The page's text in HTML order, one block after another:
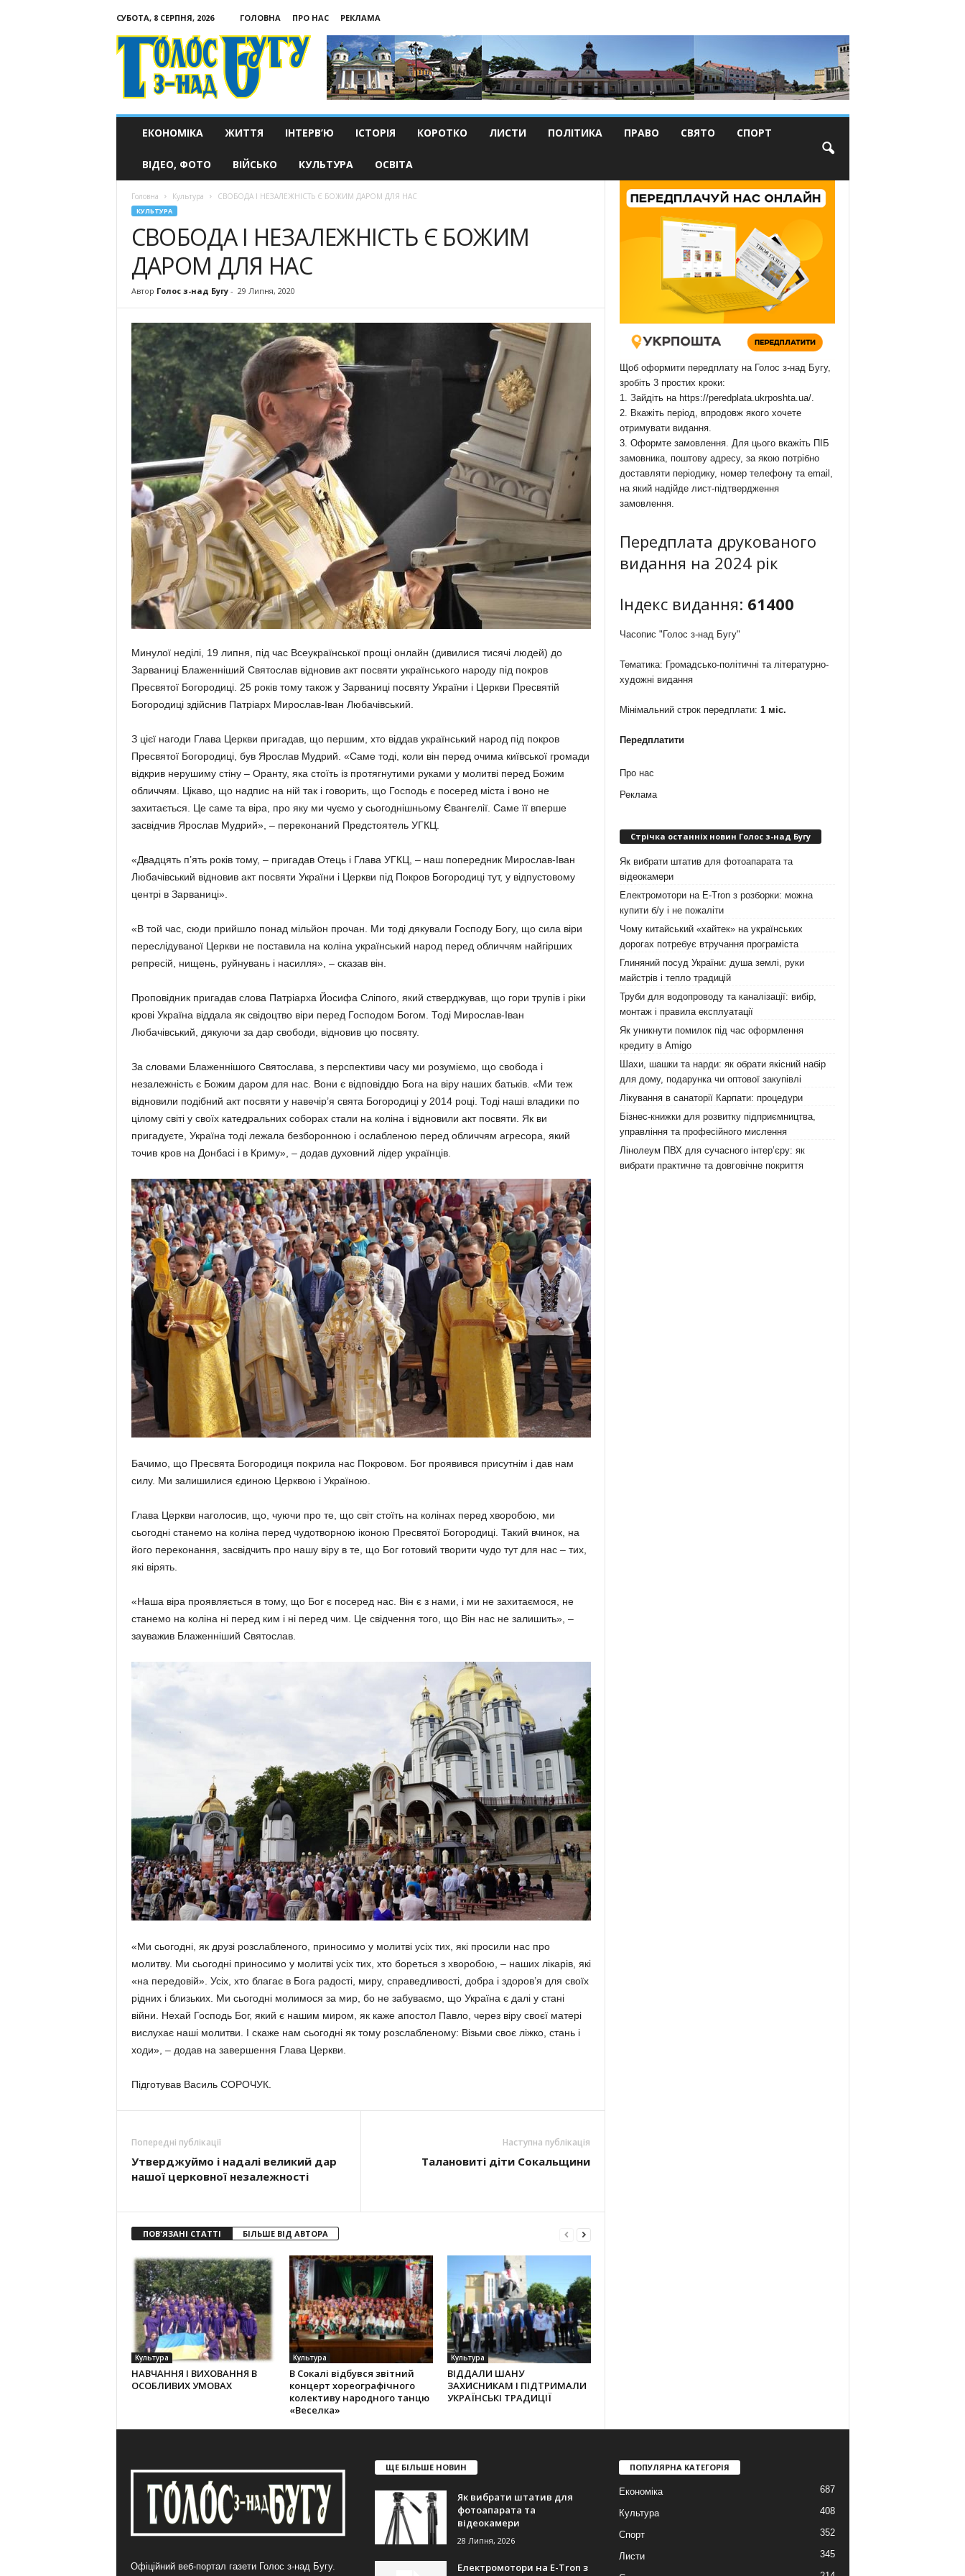
СУБОТА, 8 СЕРПНЯ, 2026 ГОЛОВНА ПРО НАС
РЕКЛАМА
Голос
з-
ЕКОНОМІКА ЖИТТЯ ІНТЕРВ’Ю ІСТОРІЯ КОРОТКО ЛИСТИ ПОЛІТИКА ПРАВО СВЯТО СПОРТ
ВІДЕО, ФОТО ВІЙСЬКО КУЛЬТУРА ОСВІТА
Головна Культура СВОБОДА І НЕЗАЛЕЖНІСТЬ Є БОЖИМ ДАРОМ ДЛЯ НАС
КУЛЬТУРА
СВОБОДА І НЕЗАЛЕЖНІСТЬ Є БОЖИМ
ДАРОМ ДЛЯ НАС
Автор Голос з-над Бугу- 29 Липня, 2020
Минулої неділі, 19 липня, під час Всеукраїнської прощі онлайн (дивилися тисячі людей) до
Зарваниці Блаженніший Святослав відновив акт посвяти українського народу під покров
Пресвятої Богородиці. 25 років тому також у Зарваниці посвяту України і Церкви Пресвятій
Богородиці здійснив Патріарх Мирослав-Іван Любачівський.
З цієї нагоди Глава Церкви пригадав, що першим, хто віддав український народ під покров
Пресвятої Богородиці, був Ярослав Мудрий. «Саме тоді, коли він перед очима київської громади
відкрив нерушиму стіну – Оранту, яка стоїть із протягнутими руками у молитві перед Божим
обличчям. Цікаво, що надпис на ній так і говорить, що Господь є посеред міста і воно не
захитається. Це саме та віра, про яку ми чуємо у сьогоднішньому Євангелії. Саме її вперше
засвідчив Ярослав Мудрий», – переконаний Предстоятель УГКЦ.
«Двадцять п’ять років тому, – пригадав Отець і Глава УГКЦ, – наш попередник Мирослав-Іван
Любачівський відновив акт посвяти України і Церкви під Покров Богородиці тут, у відпустовому
центрі в Зарваниці».
«В той час, сюди прийшло понад мільйон прочан. Ми тоді дякували Господу Богу, що сила віри
переслідуваної Церкви не поставила на коліна український народ перед обличчям найгірших
репресій, нищень, руйнувань і насилля», – сказав він.
Проповідник пригадав слова Патріарха Йосифа Сліпого, який стверджував, що гори трупів і ріки
крові Україна віддала як свідоцтво віри перед Господом Богом. Тоді Мирослав-Іван
Любачівський, дякуючи за дар свободи, відновив цю посвяту.
За словами Блаженнішого Святослава, з перспективи часу ми розуміємо, що свобода і
незалежність є Божим даром для нас. Вони є відповіддю Бога на віру наших батьків. «Ми теж
відновили подібний акт посвяти у навечір’я свята Богородиці у 2014 році. Тоді наші владики по
цілому світі у своїх катедральних соборах стали на коліна і відновили акт посвяти. Як ви
пригадуєте, Україна тоді лежала безборонною і ослабленою перед обличчям агресора, який
точив кров на Донбасі і в Криму», – додав духовний лідер українців.
Бачимо, що Пресвята Богородиця покрила нас Покровом. Бог проявився присутнім і дав нам
силу. Ми залишилися єдиною Церквою і Україною.
Глава Церкви наголосив, що, чуючи про те, що світ стоїть на колінах перед хворобою, ми
сьогодні станемо на коліна перед чудотворною іконою Пресвятої Богородиці. Такий вчинок, на
його переконання, засвідчить про нашу віру в те, що Бог готовий творити чудо тут для нас – тих,
які вірять.
«Наша віра проявляється в тому, що Бог є посеред нас. Він є з нами, і ми не захитаємося, не
станемо на коліна ні перед ким і ні перед чим. Це свідчення того, що Він нас не залишить», –
зауважив Блаженніший Святослав.
«Ми сьогодні, як друзі розслабленого, приносимо у молитві усіх тих, які просили нас про
молитву. Ми сьогодні приносимо у молитві усіх тих, хто бореться з хворобою, – наших лікарів, які
«на передовій». Усіх, хто благає в Бога радості, миру, справедливості, добра і здоров’я для своїх
рідних і близьких. Ми сьогодні молимося за мир, бо не забуваємо, що Україна є далі у стані
війни. Нехай Господь Бог, який є нашим миром, як каже апостол Павло, через віру своєї матері
вислухає наші молитви. І скаже нам сьогодні як тому розслабленому: Візьми своє ліжко, стань і
ходи», – додав на завершення Глава Церкви.
Підготував Василь СОРОЧУК.
Попередні публікації
Утверджуймо і надалі великий дар
нашої церковної незалежності
Наступна публікація
Талановиті діти Сокальщини
ПОВ'ЯЗАНІ СТАТТІ БІЛЬШЕ ВІД АВТОРА
Культура
НАВЧАННЯ І ВИХОВАННЯ В
ОСОБЛИВИХ УМОВАХ
Культура
В Сокалі відбувся звітний
концерт хореографічного
колек­тиву народного танцю
«Веселка»
Культура
ВІДДАЛИ ШАНУ
ЗАХИСНИКАМ І ПІДТРИМАЛИ
УКРАЇНСЬКІ ТРАДИЦІЇ
Щоб оформити передплату на Голос з-над Бугу,
зробіть 3 простих кроки:
1. Зайдіть на https://peredplata.ukrposhta.ua/.
2. Вкажіть період, впродовж якого хочете
отримувати видання.
3. Оформте замовлення. Для цього вкажіть ПІБ
замовника, поштову адресу, за якою потрібно
доставляти періодику, номер телефону та email,
на який надійде лист-підтвердження
замовлення.
Передплата друкованого
видання на 2024 рік
Індекс видання: 61400
Часопис "Голос з-над Бугу"
Тематика: Громадсько-політичні та літературно-
художні видання
Мінімальний строк передплати: 1 міс.
Передплатити
Про нас
Реклама
Стрічка останніх новин Голос з-над Бугу
Як вибрати штатив для фотоапарата та
відеокамери
Електромотори на E-Tron з розборки: можна
купити б/у і не пожаліти
Чому китайський «хайтек» на українських
дорогах потребує втручання програміста
Глиняний посуд України: душа землі, руки
майстрів і тепло традицій
Труби для водопроводу та каналізації: вибір,
монтаж і правила експлуатації
Як уникнути помилок під час оформлення
кредиту в Amigo
Шахи, шашки та нарди: як обрати якісний набір
для дому, подарунка чи оптової закупівлі
Лікування в санаторії Карпати: процедури
Бізнес-книжки для розвитку підприємництва,
управління та професійного мислення
Лінолеум ПВХ для сучасного інтер’єру: як
вибрати практичне та довговічне покриття
Офіційний веб-портал газети Голос з-над Бугу.
ЩЕ БІЛЬШЕ НОВИН
Як вибрати штатив для
фотоапарата та
відеокамери
28 Липня, 2026
Електромотори на E-Tron з
ПОПУЛЯРНА КАТЕГОРІЯ
Економіка 687
Культура 408
Спорт 352
Листи 345